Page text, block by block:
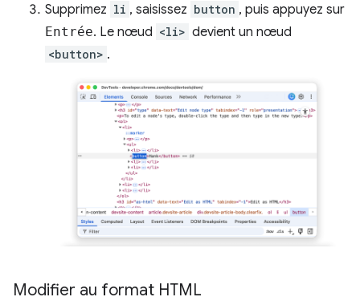
Supprimez li , saisissez button , puis appuyez sur
Entrée. Le nœud <li> devient un nœud
<button> .
Modifier au format HTML